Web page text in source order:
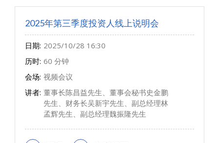
2025年第三季度投资人线上说明会
日期: 2025/10/28 16:30
历时: 60 分钟
会场: 视频会议
讲者: 董事长陈昌益先生、董事会秘书史金鹏
先生、财务长吴新宇先生、副总经理林
孟辉先生、副总经理魏振隆先生